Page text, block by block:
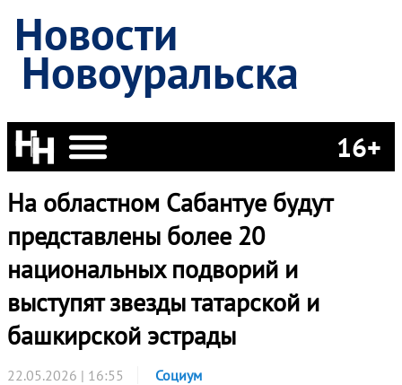
Новости
Новоуральска
16+
На областном Сабантуе будут
представлены более 20
национальных подворий и
выступят звезды татарской и
башкирской эстрады
22.05.2026 | 16:55 Социум